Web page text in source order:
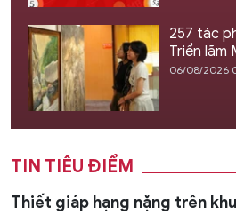
257 tác
Triển lãm
06/08/2026
TIN TIÊU ĐIỂM
Thiết giáp hạng nặng trên